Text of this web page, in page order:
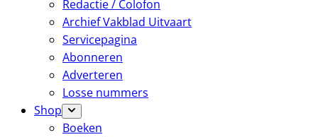
Redactie / Colofon
Archief Vakblad Uitvaart
Servicepagina
Abonneren
Adverteren
Losse nummers
Shop
Boeken